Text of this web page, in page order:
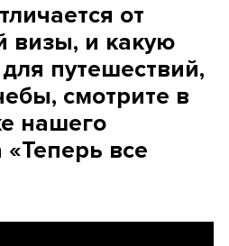
от
визы, и какую
путешествий,
смотрите в
нашего
все